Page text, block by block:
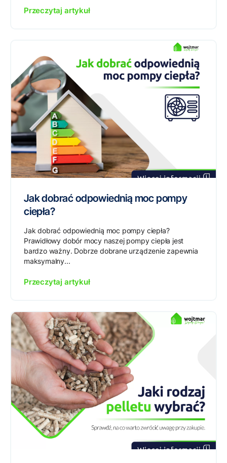
Przeczytaj artykuł
Jak dobrać odpowiednią moc pompy
ciepła?
Jak dobrać odpowiednią moc pompy ciepła?
Prawidłowy dobór mocy naszej pompy ciepła jest
bardzo ważny. Dobrze dobrane urządzenie zapewnia
maksymalny...
Przeczytaj artykuł